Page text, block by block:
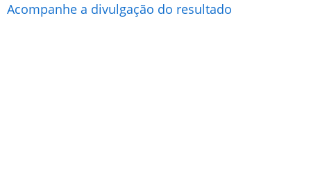
Acompanhe a divulgação do resultado